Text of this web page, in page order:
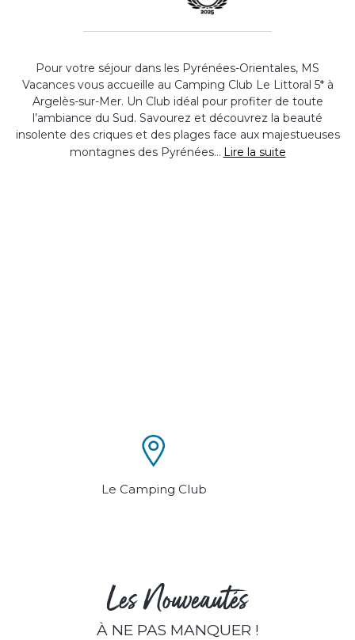
Pour votre séjour dans les Pyrénées-Orientales, MS
Vacances vous accueille au Camping Club Le Littoral 5* à
Argelès-sur-Mer. Un Club idéal pour profiter de toute
l’ambiance du Sud. Savourez et découvrez la beauté
insolente des criques et des plages face aux majestueuses
montagnes des Pyrénées… Lire la suite
Le Camping Club
Les Nouveautés
À NE PAS MANQUER !